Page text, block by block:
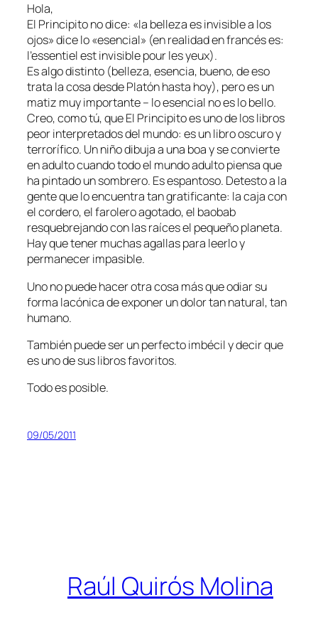
Hola,
El Principito no dice: «la belleza es invisible a los
ojos» dice lo «esencial» (en realidad en francés es:
l’essentiel est invisible pour les yeux).
Es algo distinto (belleza, esencia, bueno, de eso
trata la cosa desde Platón hasta hoy), pero es un
matiz muy importante – lo esencial no es lo bello.
Creo, como tú, que El Principito es uno de los libros
peor interpretados del mundo: es un libro oscuro y
terrorífico. Un niño dibuja a una boa y se convierte
en adulto cuando todo el mundo adulto piensa que
ha pintado un sombrero. Es espantoso. Detesto a la
gente que lo encuentra tan gratificante: la caja con
el cordero, el farolero agotado, el baobab
resquebrejando con las raíces el pequeño planeta.
Hay que tener muchas agallas para leerlo y
permanecer impasible.
Uno no puede hacer otra cosa más que odiar su
forma lacónica de exponer un dolor tan natural, tan
humano.
También puede ser un perfecto imbécil y decir que
es uno de sus libros favoritos.
Todo es posible.
09/05/2011
Raúl Quirós Molina